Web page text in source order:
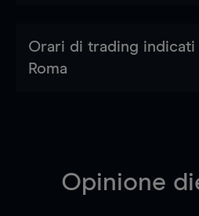
Orari di trading
Roma
Opinione